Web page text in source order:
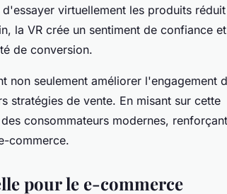
virtuellement les produits
la VR crée un sentiment de confiance
de conversion.
non seulement améliorer l'engagement
stratégies de vente. En misant sur cette
consommateurs modernes,
commerce.
pour le e-commerce